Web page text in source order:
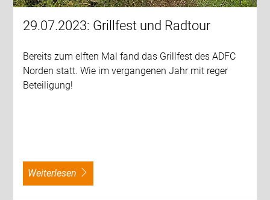
29.07.2023: Grillfest und Radtour
Bereits zum elften Mal fand das Grillfest des ADFC
Norden statt. Wie im vergangenen Jahr mit reger
Beteiligung!
weiterlesen